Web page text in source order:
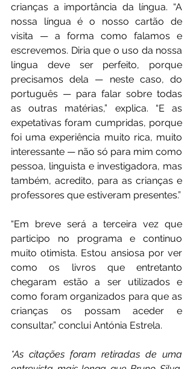
crianças a importância da língua. “A
nossa língua é o nosso cartão de
visita — a forma como falamos e
escrevemos. Diria que o uso da nossa
língua deve ser perfeito, porque
precisamos dela — neste caso, do
português — para falar sobre todas
as outras matérias,” explica. “E as
expetativas foram cumpridas, porque
foi uma experiência muito rica, muito
interessante — não só para mim como
pessoa, linguista e investigadora, mas
também, acredito, para as crianças e
professores que estiveram presentes.”
“Em breve será a terceira vez que
participo no programa e continuo
muito otimista. Estou ansiosa por ver
como os livros que entretanto
chegaram estão a ser utilizados e
como foram organizados para que as
crianças os possam aceder e
consultar,” conclui Antónia Estrela.
*As citações foram retiradas de uma